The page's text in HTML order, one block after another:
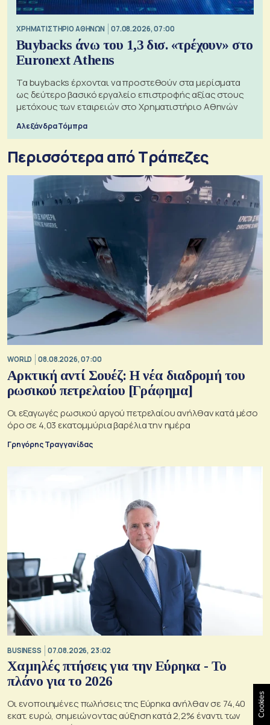
XΡΗΜΑΤΙΣΤΗΡΙΟ ΑΘΗΝΩΝ 07.08.2026, 07:00
Buybacks άνω του 1,3 δισ. «τρέχουν» στο
Euronext Athens
Τα buybacks έρχονται να προστεθούν στα μερίσματα
ως δεύτερο βασικό εργαλείο επιστροφής αξίας στους
μετόχους των εταιρειών στο Χρηματιστήριο Αθηνών
Αλεξάνδρα Τόμπρα
Περισσότερα από Τράπεζες
WORLD 08.08.2026, 07:00
Αρκτική αντί Σουέζ: Η νέα διαδρομή του
ρωσικού πετρελαίου [Γράφημα]
Οι εξαγωγές ρωσικού αργού πετρελαίου ανήλθαν κατά μέσο
όρο σε 4,03 εκατομμύρια βαρέλια την ημέρα
Γρηγόρης Τραγγανίδας
BUSINESS 07.08.2026, 23:02
Χαμηλές πτήσεις για την Εύρηκα - Το
πλάνο για το 2026
Οι ενοποιημένες πωλήσεις της Εύρηκα ανήλθαν σε 74,40
εκατ. ευρώ, σημειώνοντας αύξηση κατά 2,2% έναντι των
Cookies